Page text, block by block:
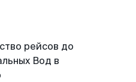
рейсов до
Вод в